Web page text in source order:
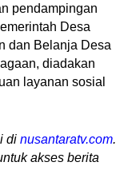
pendampingan
Desa
dan Belanja Desa
diadakan
layanan sosial
di nusantaratv.com.
akses berita